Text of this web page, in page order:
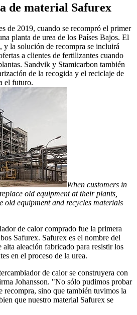
de material Safurex
de 2019, cuando se recompró el primer
planta de urea de los Países Bajos. El
y la solución de recompra se incluirá
a clientes de fertilizantes cuando
Sandvik y Stamicarbon también
de la recogida y el reciclaje de
el futuro.
When customers in
old equipment at their plants,
old equipment and recycles materials
de calor comprado fue la primera
Safurex. Safurex es el nombre del
aleación fabricado para resistir los
en el proceso de la urea.
de calor se construyera con
Johansson. "No sólo pudimos probar
recompra, sino que también tuvimos la
que nuestro material Safurex se